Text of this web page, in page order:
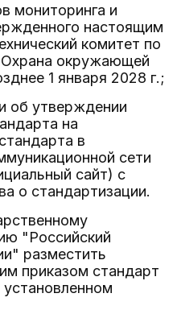
мониторинга и
настоящим
комитет по
окружающей
1 января 2028 г.;
об утверждении
на
в
сети
сайт) с
о стандартизации.
"Российский
разместить
приказом стандарт